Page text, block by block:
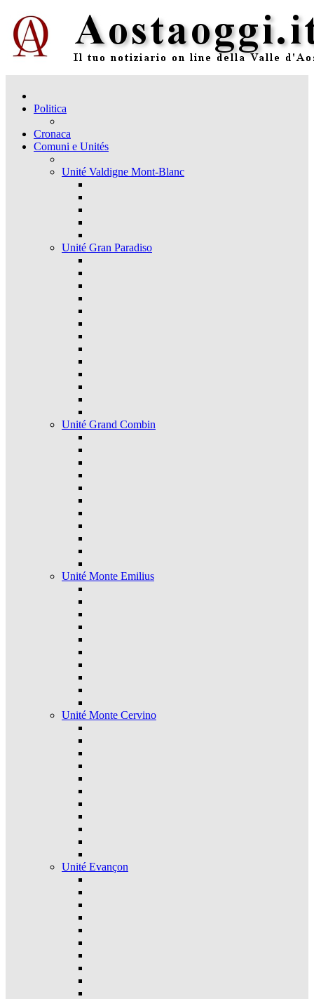
Politica
Cronaca
Comuni e Unités
Unité Valdigne Mont-Blanc
Unité Gran Paradiso
Unité Grand Combin
Unité Monte Emilius
Unité Monte Cervino
Unité Evançon